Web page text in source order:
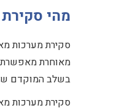
מהי
סקירת מערכות
מאוחרת מאפשרת
בשלב המוקדם